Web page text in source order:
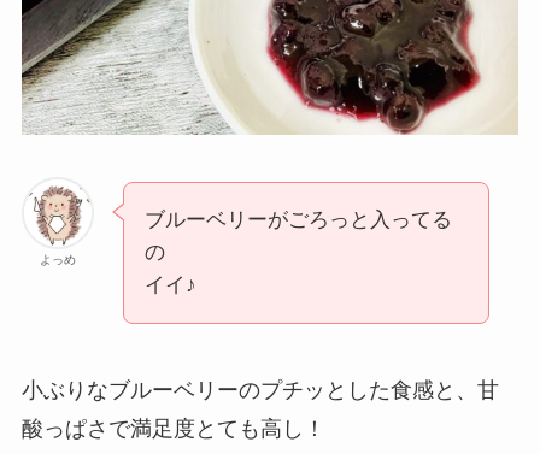
よっめ
ブルーベリーがごろっと入ってる
の
イイ♪
小ぶりなブルーベリーのプチッとした食感と、甘
酸っぱさで満足度とても高し！